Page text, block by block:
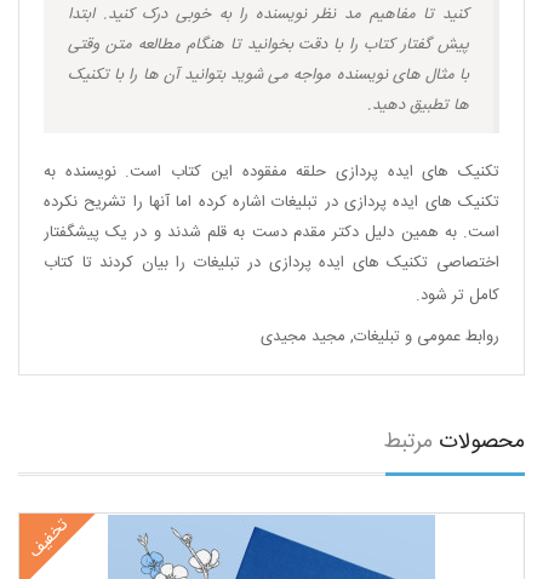
کنید تا مفاهیم مد نظر نویسنده را به خوبی درک کنید. ابتدا
پیش گفتار کتاب را با دقت بخوانید تا هنگام مطالعه متن وقتی
با مثال های نویسنده مواجه می شوید بتوانید آن ها را با تکنیک
ها تطبیق دهید.
تکنیک های ایده پردازی حلقه مفقوده این کتاب است. نویسنده به
تکنیک های ایده پردازی در تبلیغات اشاره کرده اما آنها را تشریح نکرده
است. به همین دلیل دکتر مقدم دست به قلم شدند و در یک پیشگفتار
اختصاصی تکنیک های ایده پردازی در تبلیغات را بیان کردند تا کتاب
کامل تر شود.
روابط عمومی و تبلیغات, مجید مجیدی
محصولات مرتبط
تخفیف